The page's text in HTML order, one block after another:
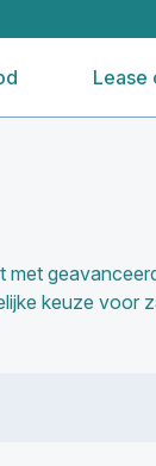
Lease
keuze voor